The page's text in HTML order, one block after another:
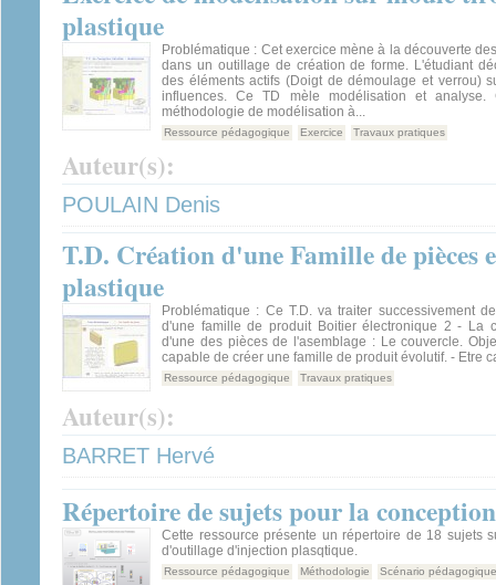
plastique
Problématique : Cet exercice mène à la découverte
dans un outillage de création de forme. L'étudiant
des éléments actifs (Doigt de démoulage et verrou)
influences. Ce TD mèle modélisation et
méthodologie de modélisation à...
Ressource pédagogique Exercice Travaux pratiques
Auteur(s):
POULAIN Denis
T.D. Création d'une Famille de
plastique
Problématique : Ce T.D. va traiter successivement
d'une famille de produit Boitier électronique 2 - La
d'une des pièces de l'asemblage : Le couvercle.
capable de créer une famille de produit évolutif. - Etre
Ressource pédagogique Travaux pratiques
Auteur(s):
BARRET Hervé
Répertoire de sujets pour la
Cette ressource présente un répertoire de 18 sujets
d'outillage d'injection plasqtique.
Ressource pédagogique Méthodologie Scénario pédagogique